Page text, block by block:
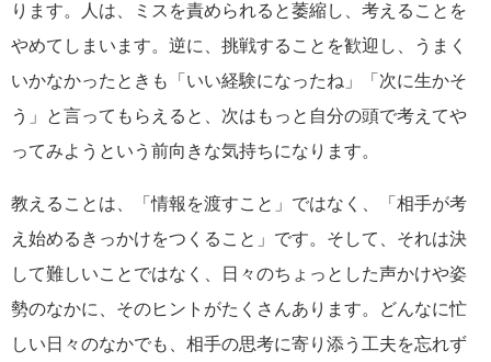
ります。人は、ミスを責められると萎縮し、考えることを
やめてしまいます。逆に、挑戦することを歓迎し、うまく
いかなかったときも「いい経験になったね」「次に生かそ
う」と言ってもらえると、次はもっと自分の頭で考えてや
ってみようという前向きな気持ちになります。
教えることは、「情報を渡すこと」ではなく、「相手が考
え始めるきっかけをつくること」です。そして、それは決
して難しいことではなく、日々のちょっとした声かけや姿
勢のなかに、そのヒントがたくさんあります。どんなに忙
しい日々のなかでも、相手の思考に寄り添う工夫を忘れず